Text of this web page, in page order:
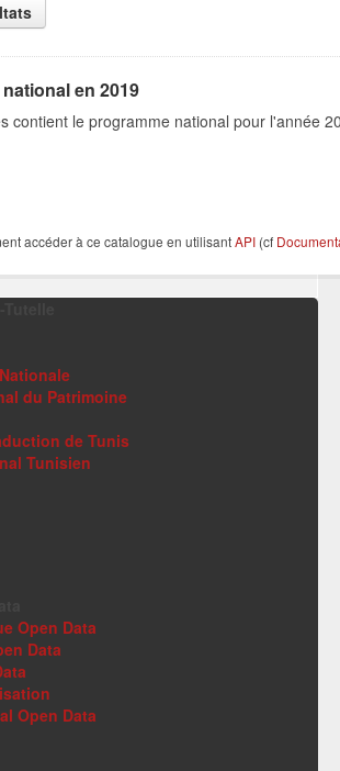
en 2019
contient le programme national pour l'année
accéder à ce catalogue en utilisantAPI (cf
du Patrimoine
de Tunis
Tunisien
Open Data
Data
Open Data